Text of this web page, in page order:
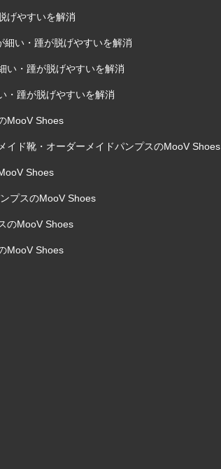
げやすいを解消
細い・踵が脱げやすいを解消
い・踵が脱げやすいを解消
・踵が脱げやすいを解消
MooV Shoes
イド靴・オーダーメイドパンプスのMooV Shoes
Shoes
プスのMooV Shoes
のMooV Shoes
MooV Shoes